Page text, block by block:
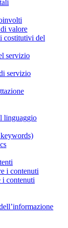
valore
costitutivi del
servizio
servizio
linguaggio
i contenuti
i contenuti